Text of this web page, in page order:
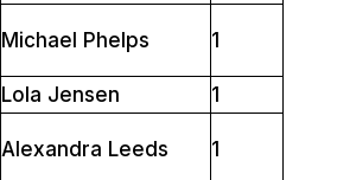
Michael Phelps 1
Lola Jensen
1
Alexandra Leeds 1